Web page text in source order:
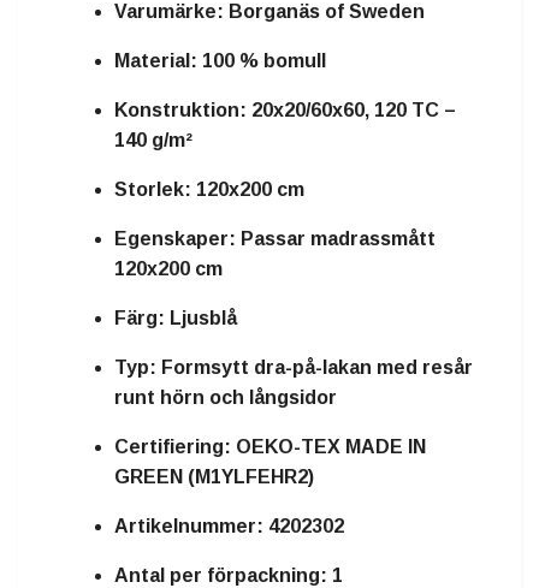
Varumärke: Borganäs of Sweden
Material: 100 % bomull
Konstruktion: 20x20/60x60, 120 TC –
140 g/m²
Storlek: 120x200 cm
Egenskaper: Passar madrassmått
120x200 cm
Färg: Ljusblå
Typ: Formsytt dra-på-lakan med resår
runt hörn och långsidor
Certifiering: OEKO-TEX MADE IN
GREEN (M1YLFEHR2)
Artikelnummer: 4202302
Antal per förpackning: 1